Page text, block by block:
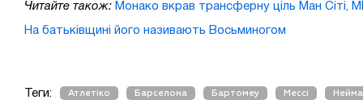
Читайте також: Монако вкрав трансферну ціль Ман
На батьківщині його називають Восьминогом
Теги: Атлетіко Барселона Бартомеу Мессі